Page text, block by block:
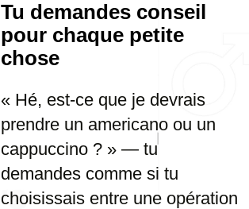
Tu demandes conseil
pour chaque petite
chose
« Hé, est-ce que je devrais
prendre un americano ou un
cappuccino ? » — tu
demandes comme si tu
choisissais entre une opération